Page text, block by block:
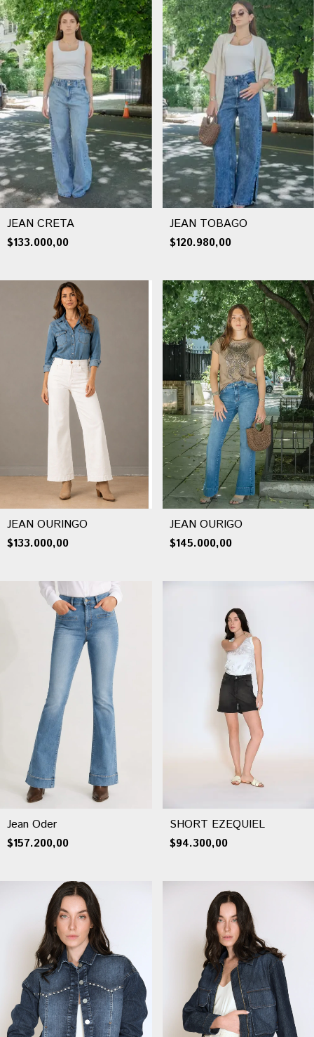
JEAN CRETA
$133.000,00
JEAN TOBAGO
$120.980,00
JEAN OURINGO
$133.000,00
JEAN OURIGO
$145.000,00
Jean Oder
$157.200,00
SHORT EZEQUIEL
$94.300,00